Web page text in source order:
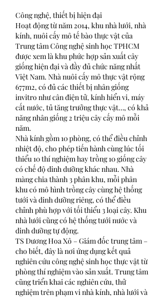
Công nghệ, thiết bị hiện đại
Hoạt động từ năm 2014, khu nhà lưới, nhà
kính, nuôi cấy mô tế bào thực vật của
Trung tâm Công nghệ sinh học TPHCM
được xem là khu phức hợp sản xuất cây
giống hiện đại và đầy đủ chức năng nhất
Việt Nam. Nhà nuôi cấy mô thực vật rộng
677m2, có đủ các thiết bị nhân giống
invitro như cân điện tử, kính hiển vi, máy
cất nước, tủ tăng trưởng thực vật…, có khả
năng nhân giống 2 triệu cây cấy mô mỗi
năm.
Nhà kính gồm 10 phòng, có thể điều chỉnh
nhiệt độ, cho phép tiến hành cùng lúc tối
thiểu 10 thí nghiệm hay trồng 10 giống cây
có chế độ dinh dưỡng khác nhau. Nhà
màng chia thành 3 phân khu, mỗi phân
khu có mô hình trồng cây cùng hệ thống
tưới và dinh dưỡng riêng, có thể điều
chỉnh phù hợp với tối thiểu 3 loại cây. Khu
nhà lưới cũng có hệ thống tưới nước và
dinh dưỡng tự động.
TS Dương Hoa Xô – Giám đốc trung tâm –
cho biết, đây là nơi ứng dụng kết quả
nghiên cứu công nghệ sinh học thực vật từ
phòng thí nghiệm vào sản xuất. Trung tâm
cũng triển khai các nghiên cứu, thử
nghiệm trên phạm vi nhà kính, nhà lưới và